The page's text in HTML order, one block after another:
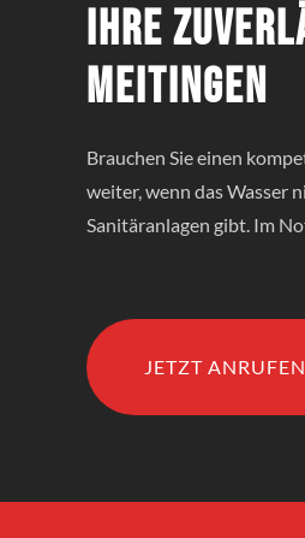
Ihre
Meitingen
Brauchen Sie einen
weiter, wenn das Wasser
Sanitäranlagen gibt. Im
JETZT ANRUFEN